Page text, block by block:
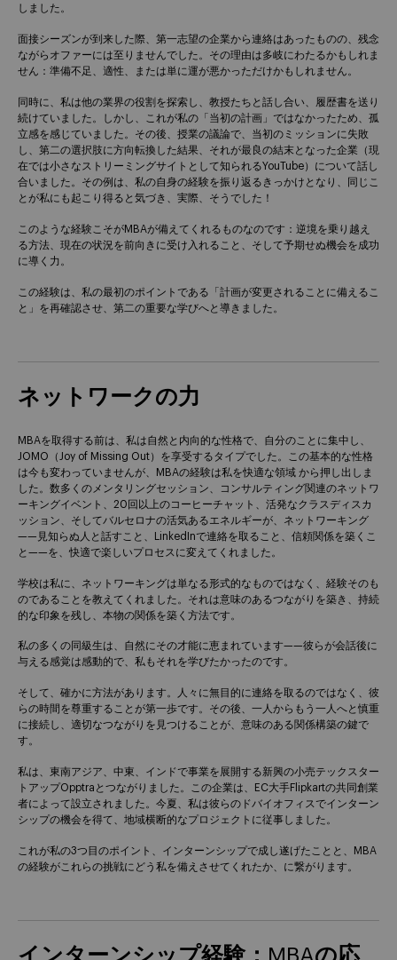
しました。
面接シーズンが到来した際、第一志望の企業から連絡はあったものの、残念
ながらオファーには至りませんでした。その理由は多岐にわたるかもしれま
せん：準備不足、適性、または単に運が悪かっただけかもしれません。
同時に、私は他の業界の役割を探索し、教授たちと話し合い、履歴書を送り
続けていました。しかし、これが私の「当初の計画」ではなかったため、孤
立感を感じていました。その後、授業の議論で、当初のミッションに失敗
し、第二の選択肢に方向転換した結果、それが最良の結末となった企業（現
在では小さなストリーミングサイトとして知られるYouTube）について話し
合いました。その例は、私の自身の経験を振り返るきっかけとなり、同じこ
とが私にも起こり得ると気づき、実際、そうでした！
このような経験こそがMBAが備えてくれるものなのです：逆境を乗り越え
る方法、現在の状況を前向きに受け入れること、そして予期せぬ機会を成功
に導く力。
この経験は、私の最初のポイントである「計画が変更されることに備えるこ
と」を再確認させ、第二の重要な学びへと導きました。
ネットワークの力
MBAを取得する前は、私は自然と内向的な性格で、自分のことに集中し、
JOMO（Joy of Missing Out）を享受するタイプでした。この基本的な性格
は今も変わっていませんが、MBAの経験は私を快適な領域 から押し出しま
した。数多くのメンタリングセッション、コンサルティング関連のネットワ
ーキングイベント、20回以上のコーヒーチャット、活発なクラスディスカ
ッション、そしてバルセロナの活気あるエネルギーが、ネットワーキング
——見知らぬ人と話すこと、LinkedInで連絡を取ること、信頼関係を築くこ
と——を、快適で楽しいプロセスに変えてくれました。
学校は私に、ネットワーキングは単なる形式的なものではなく、経験そのも
のであることを教えてくれました。それは意味のあるつながりを築き、持続
的な印象を残し、本物の関係を築く方法です。
私の多くの同級生は、自然にその才能に恵まれています——彼らが会話後に
与える感覚は感動的で、私もそれを学びたかったのです。
そして、確かに方法があります。人々に無目的に連絡を取るのではなく、彼
らの時間を尊重することが第一歩です。その後、一人からもう一人へと慎重
に接続し、適切なつながりを見つけることが、意味のある関係構築の鍵で
す。
私は、東南アジア、中東、インドで事業を展開する新興の小売テックスター
トアップOpptraとつながりました。この企業は、EC大手Flipkartの共同創業
者によって設立されました。今夏、私は彼らのドバイオフィスでインターン
シップの機会を得て、地域横断的なプロジェクトに従事しました。
これが私の3つ目のポイント、インターンシップで成し遂げたことと、MBA
の経験がこれらの挑戦にどう私を備えさせてくれたか、に繋がります。